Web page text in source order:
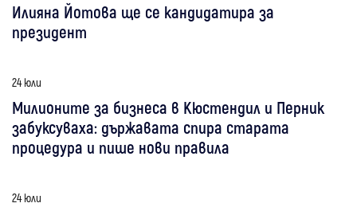
Илияна Йотова ще се кандидатира за
президент
24 юли
Милионите за бизнеса в Кюстендил и Перник
забуксуваха: държавата спира старата
процедура и пише нови правила
24 юли